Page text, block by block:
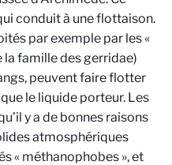
conduit à une flottaison.
par exemple par les «
la famille des gerridae)
peuvent faire flotter
le liquide porteur. Les
y a de bonnes raisons
atmosphériques
« méthanophobes », et